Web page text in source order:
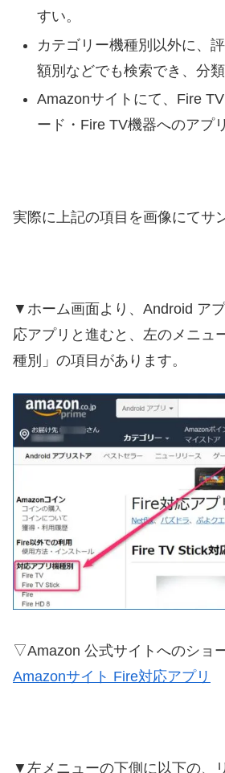
すい。
カテゴリー機種別以外に、
額別などでも検索でき、分類
Amazonサイトにて、Fire
ード・Fire TV機器へのアプ
実際に上記の項目を画像にてサ
▼ホーム画面より、Android ア
応アプリと進むと、左のメニュ
種別」の項目があります。
▽Amazon 公式サイトへのショ
Amazonサイト Fire対応アプリ
▼左メニューの下側に以下の、